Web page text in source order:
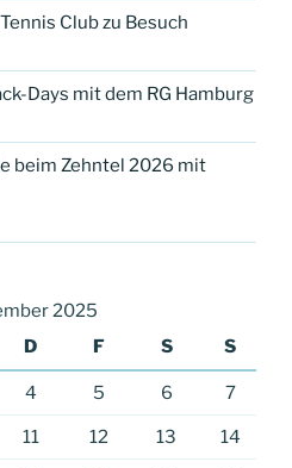
Club zu Besuch
Days mit dem RG Hamburg
beim Zehntel 2026 mit
2025
D F S S
4 5 6 7
11 12 13 14